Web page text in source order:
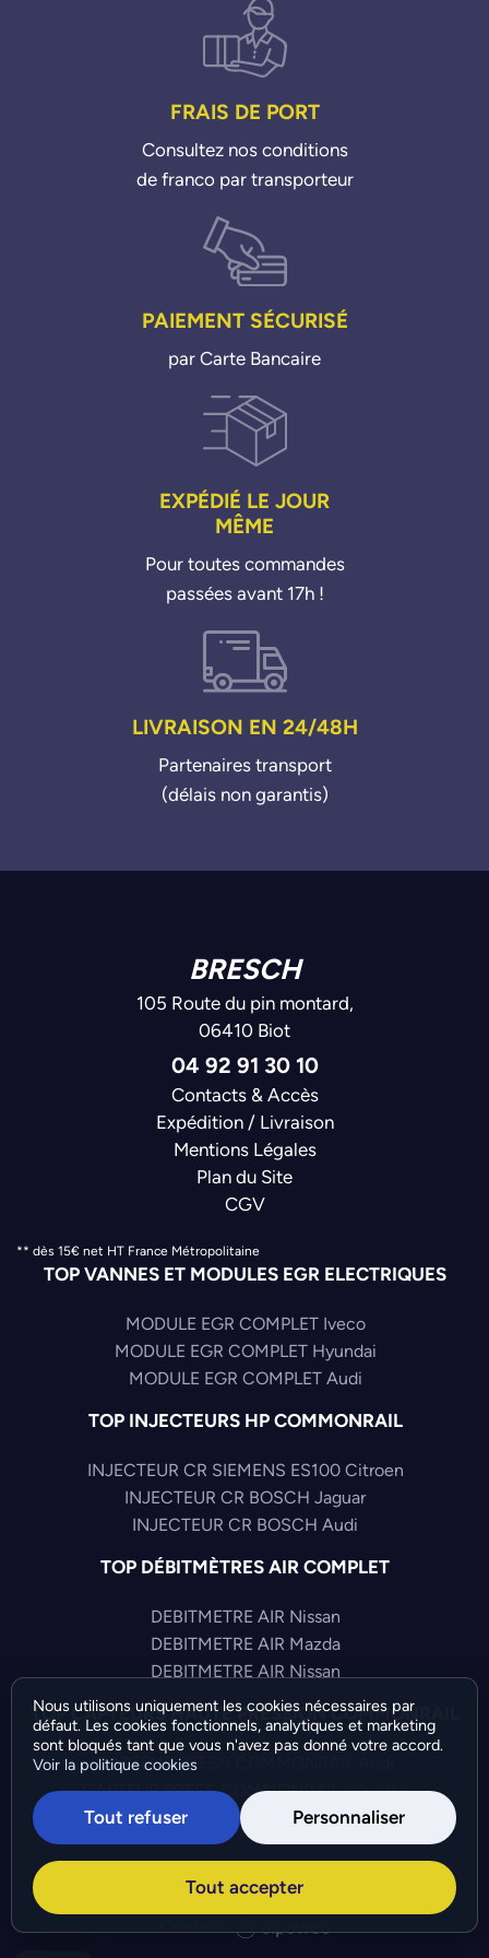
Golf 4 Golf Plus 5 Golf 5 Golf 6 Golf 7
Passat Polo 5 Polo 6
Scirocco 3 Sharan
FRAIS DE PORT
Consultez nos conditions
de franco par transporteur
PAIEMENT SÉCURISÉ
par Carte Bancaire
EXPÉDIÉ LE JOUR
MÊME
Pour toutes commandes
passées avant 17h !
LIVRAISON EN 24/48H
Partenaires transport
(délais non garantis)
BRESCH
105 Route du pin montard,
06410 Biot
04 92 91 30 10
Contacts & Accès
Expédition / Livraison
Mentions Légales
Plan du Site
CGV
** dès 15€ net HT France Métropolitaine
TOP VANNES ET MODULES EGR ELECTRIQUES
MODULE EGR COMPLET Iveco
MODULE EGR COMPLET Hyundai
MODULE EGR COMPLET Audi
TOP INJECTEURS HP COMMONRAIL
INJECTEUR CR SIEMENS ES100 Citroen
INJECTEUR CR BOSCH Jaguar
INJECTEUR CR BOSCH Audi
TOP DÉBITMÈTRES AIR COMPLET
DEBITMETRE AIR Nissan
DEBITMETRE AIR Mazda
DEBITMETRE AIR Nissan
TOP CAPTEURS HAUTE PRESSION COMMONRAIL
CAPTEUR PRESS COMMONRAIL Audi
CAPTEUR PRESS COMMONRAIL Hyundai
CAPTEUR PRESS COMMONRAIL Volkswagen
©Bresch SAS - Copyright 2026 - Tous droits réservés -
Préférences de cookies-Gérer mes cookies
Nous utilisons uniquement les cookies nécessaires par
défaut. Les cookies fonctionnels, analytiques et marketing
sont bloqués tant que vous n'avez pas donné votre accord.
Voir la politique cookies
Tout refuser Personnaliser
Tout accepter